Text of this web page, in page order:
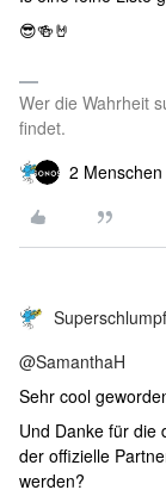
😎🍻🤘
Wer die Wahrheit
findet.
2
Superschlumpf
@SamanthaH
Sehr cool
Und Danke für die
der offizielle
werden?